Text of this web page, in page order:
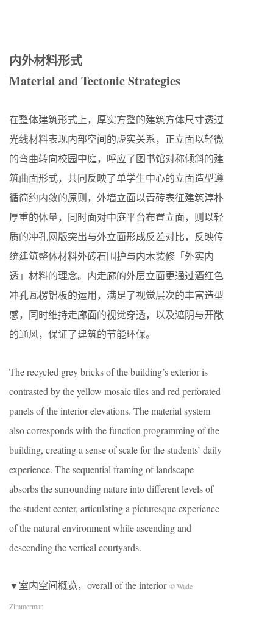
内外材料形式
Material and Tectonic Strategies
在整体建筑形式上，厚实方整的建筑方体尺寸透过
光线材料表现内部空间的虚实关系，正立面以轻微
的弯曲转向校园中庭，呼应了图书馆对称倾斜的建
筑曲面形式，共同反映了单学生中心的立面造型遵
循简约内敛的原则，外墙立面以青砖表征建筑淳朴
厚重的体量，同时面对中庭平台布置立面，则以轻
质的冲孔网版突出与外立面形成反差对比，反映传
统建筑整体材料外砖石围护与内木装修「外实内
透」材料的理念。内走廊的外层立面更通过酒红色
冲孔瓦楞铝板的运用，满足了视觉层次的丰富造型
感，同时维持走廊面的视觉穿透，以及遮阴与开敞
的通风，保证了建筑的节能环保。
The recycled grey bricks of the building’s exterior is
contrasted by the yellow mosaic tiles and red perforated
panels of the interior elevations. The material system
also corresponds with the function programming of the
building, creating a sense of scale for the students’ daily
experience. The sequential framing of landscape
absorbs the surrounding nature into different levels of
the student center, articulating a picturesque experience
of the natural environment while ascending and
descending the vertical courtyards.
▼室内空间概览，overall of the interior © Wade
Zimmerman